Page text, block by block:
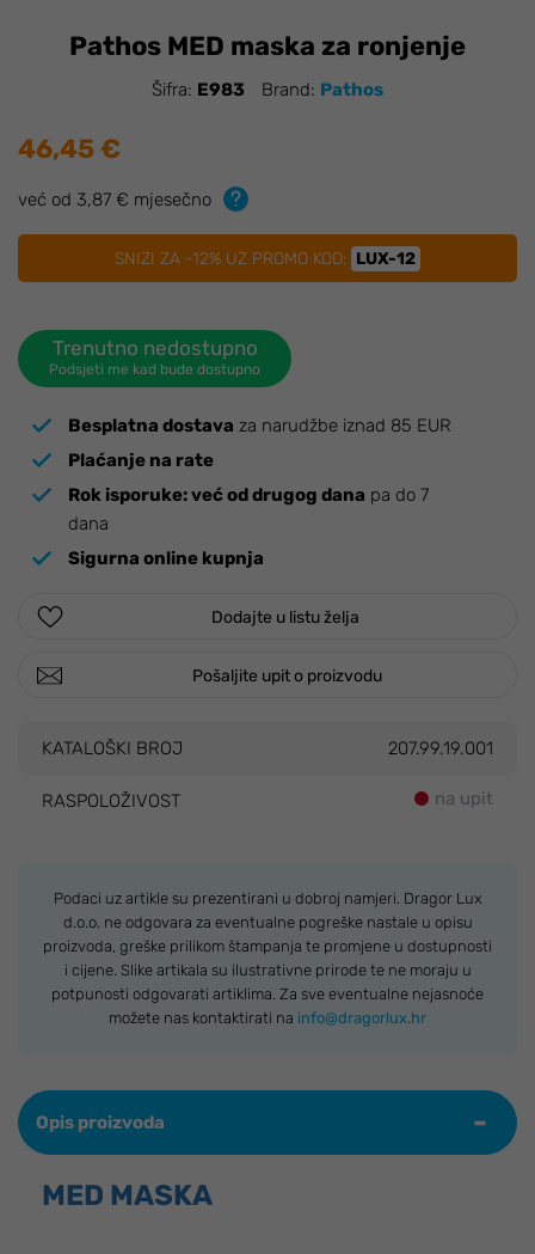
Pathos MED maska za ronjenje
Šifra: E983 Brand: Pathos
46,45 €
već od 3,87 € mjesečno
SNIZI ZA -12% UZ PROMO KOD: LUX-12
Trenutno nedostupno
Podsjeti me kad bude dostupno
Besplatna dostava za narudžbe iznad 85 EUR
Plaćanje na rate
Rok isporuke:već od drugog dana pa do 7
dana
Sigurna online kupnja
Dodajte u listu želja
Pošaljite upit o proizvodu
KATALOŠKI BROJ 207.99.19.001
RASPOLOŽIVOST na upit
Podaci uz artikle su prezentirani u dobroj namjeri. Dragor Lux
d.o.o. ne odgovara za eventualne pogreške nastale u opisu
proizvoda, greške prilikom štampanja te promjene u dostupnosti
i cijene. Slike artikala su ilustrativne prirode te ne moraju u
potpunosti odgovarati artiklima. Za sve eventualne nejasnoće
možete nas kontaktirati na info@dragorlux.hr
Opis proizvoda
MED MASKA